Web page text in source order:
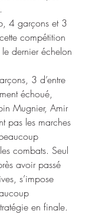
4 garçons et 3
compétition
dernier échelon
3 d’entre
échoué,
Mugnier, Amir
pas les marches
combats. Seul
avoir passé
s’impose
en finale.